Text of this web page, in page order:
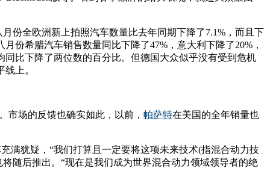
份全欧洲新上拍照汽车数量比去年同期下降了7.1%，而且下
份希腊汽车销售数量同比下降了47%，意大利下降了20%，
同比下降了两位数的百分比。但德国大众似乎没有受到危机
上。
市场的反馈也确实如此，以前， 帕萨特在美国的全年销量也
满犹疑，“我们打算且一定要将这项未来技术(指混合动力技
将随后推出。“现在是我们成为世界混合动力领域领导者的绝